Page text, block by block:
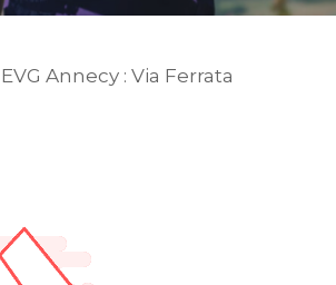
EVG Annecy : Via Ferrata